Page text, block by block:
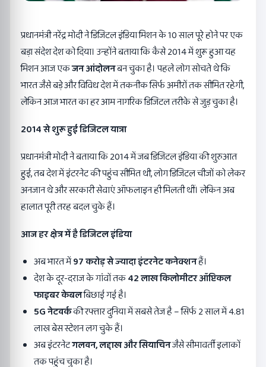
प्रधानमंत्री नरेंद्र मोदी ने डिजिटल इंडिया मिशन के 10 साल पूरे होने पर एक
बड़ा संदेश देश को दिया। उन्होंने बताया कि कैसे 2014 में शुरू हुआ यह
मिशन आज एकजन आंदोलनबन चुका है। पहले लोग सोचते थे कि
भारत जैसे बड़े और विविध देश में तकनीक सिर्फ अमीरों तक सीमित रहेगी,
लेकिन आज भारत का हर आम नागरिक डिजिटल तरीके से जुड़ चुका है।
2014से शुरू हुई डिजिटल यात्रा
प्रधानमंत्री मोदी ने बताया कि 2014 में जब डिजिटल इंडिया की शुरुआत
हुई, तब देश में इंटरनेट की पहुंच सीमित थी, लोग डिजिटल चीजों को लेकर
अनजान थे और सरकारी सेवाएं ऑफलाइन ही मिलती थीं। लेकिन अब
हालात पूरी तरह बदल चुके हैं।
आज हर क्षेत्र में है डिजिटल इंडिया
अब भारत में97करोड़ से ज्यादा इंटरनेट कनेक्शनहैं।
देश के दूर-दराज के गांवों तक42लाख किलोमीटर ऑप्टिकल
फाइबर केबलबिछाई गई है।
5Gनेटवर्ककी रफ्तार दुनिया में सबसे तेज है – सिर्फ 2 साल में 4.81
लाख बेस स्टेशन लग चुके हैं।
अब इंटरनेटगलवन,लद्दाख और सियाचिनजैसे सीमावर्ती इलाकों
तक पहुंच चुका है।